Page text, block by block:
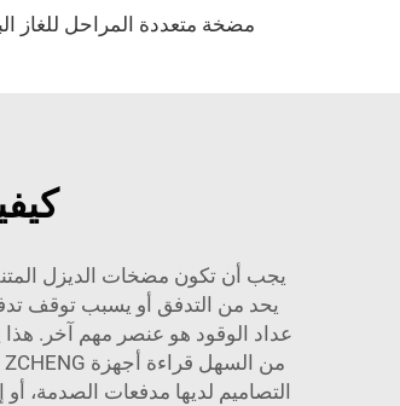
مضخة متعددة المراحل للغاز
يجب أن تكون مضخات الديزل
يحد من التدفق أو يسبب توقف
عداد الوقود هو عنصر مهم آخر. هذا
التصاميم لديها مدفعات الصدمة،